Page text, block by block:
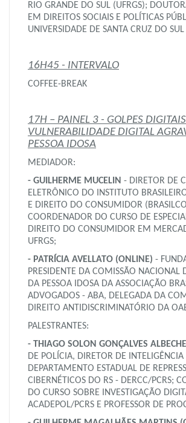
RIO GRANDE DO SUL (UFRGS);
EM DIREITOS SOCIAIS E POLÍTICAS
UNIVERSIDADE DE SANTA CRUZ DO
16H45 - INTERVALO
COFFEE-BREAK
17H – PAINEL 3 - GOLPES
VULNERABILIDADE DIGITAL
PESSOA IDOSA
MEDIADOR:
- GUILHERME MUCELIN - DIRETOR DE
ELETRÔNICO DO INSTITUTO
E DIREITO DO CONSUMIDOR
COORDENADOR DO CURSO DE
DIREITO DO CONSUMIDOR EM
UFRGS;
- PATRÍCIA AVELLATO (ONLINE) -
PRESIDENTE DA COMISSÃO NACIONAL
DA PESSOA IDOSA DA ASSOCIAÇÃO
ADVOGADOS - ABA, DELEGADA DA
DIREITO ANTIDISCRIMINATÓRIO DA
PALESTRANTES:
- THIAGO SOLON GONÇALVES ALBECHE
DE POLÍCIA, DIRETOR DE INTELIGÊNCIA
DEPARTAMENTO ESTADUAL DE
CIBERNÉTICOS DO RS - DERCC/PCRS;
DO CURSO SOBRE INVESTIGAÇÃO
ACADEPOL/PCRS E PROFESSOR DE